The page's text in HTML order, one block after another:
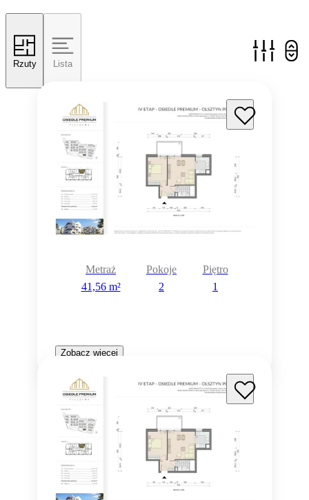
Rzuty Lista
Metraż
41,56 m²
Pokoje
2
Piętro
1
Zobacz więcej